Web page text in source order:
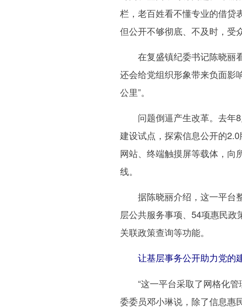
栏，老百姓看不懂专业的借贷
但公开不够彻底、不及时，受
在复盛镇纪委书记陈晓丽看
还会给党组织形象带来负面影
公里”。
问题倒逼产生改革。去年8
建设试点，探索信息公开的
网站、终端触摸屏等载体，向
线。
据陈晓丽介绍，这一平台
层公共服务事项、54项惠民政
关联政策查询等功能。
让基层事务公开助力党的
“这一平台采取了网格化管
委委员邓小琳说，除了信息惠